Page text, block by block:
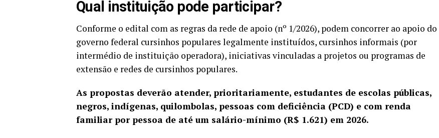
Qual instituição pode participar?
Conforme o edital com as regras da rede de apoio (nº 1/2026), podem concorrer ao apoio do
governo federal cursinhos populares legalmente instituídos, cursinhos informais (por
intermédio de instituição operadora), iniciativas vinculadas a projetos ou programas de
extensão e redes de cursinhos populares.
As propostas deverão atender, prioritariamente, estudantes de escolas públicas,
negros, indígenas, quilombolas, pessoas com deficiência (PCD) e com renda
familiar por pessoa de até um salário-mínimo (R$ 1.621) em 2026.